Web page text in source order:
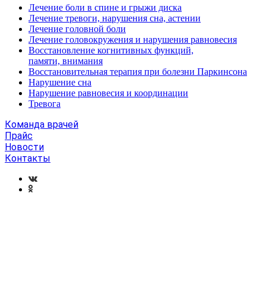
Лечение боли в спине и грыжи диска
Лечение тревоги, нарушения сна, астении
Лечение головной боли
Лечение головокружения и нарушения равновесия
Восстановление когнитивных функций,
памяти, внимания
Восстановительная терапия при болезни Паркинсона
Нарушение сна
Нарушение равновесия и координации
Тревога
Команда врачей
Прайс
Новости
Контакты